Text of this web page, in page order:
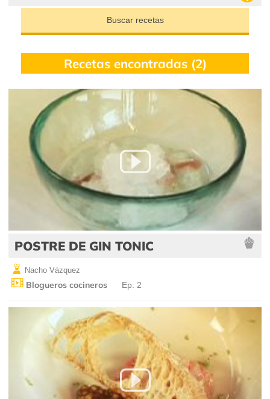
Buscar recetas
Recetas encontradas (2)
POSTRE DE GIN TONIC
Nacho Vázquez
Blogueros cocineros Ep: 2